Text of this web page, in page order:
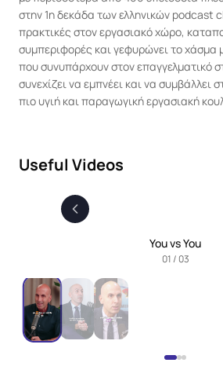
στην 1η δεκάδα των ελληνικών podcast
πρακτικές στον εργασιακό χώρο,
συμπεριφορές και γεφυρώνει το χάσμα
που συνυπάρχουν στον επαγγελματικό
συνεχίζει να εμπνέει και να συμβάλλει
πιο υγιή και παραγωγική εργασιακή
Useful Videos
You vs You
01 /03